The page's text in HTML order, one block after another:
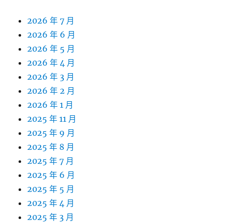
2026 年 7 月
2026 年 6 月
2026 年 5 月
2026 年 4 月
2026 年 3 月
2026 年 2 月
2026 年 1 月
2025 年 11 月
2025 年 9 月
2025 年 8 月
2025 年 7 月
2025 年 6 月
2025 年 5 月
2025 年 4 月
2025 年 3 月